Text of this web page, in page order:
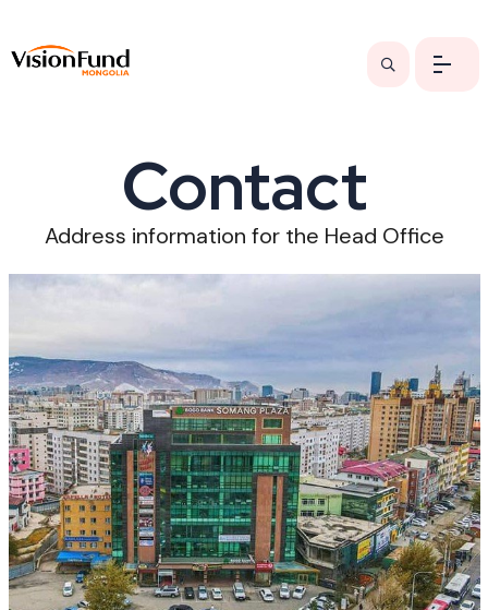
Contact
Address information for the Head Office